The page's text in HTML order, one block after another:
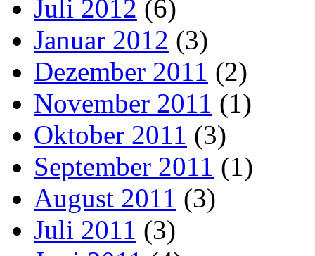
Juli 2012 (6)
Januar 2012 (3)
Dezember 2011 (2)
November 2011 (1)
Oktober 2011 (3)
September 2011 (1)
August 2011 (3)
Juli 2011 (3)